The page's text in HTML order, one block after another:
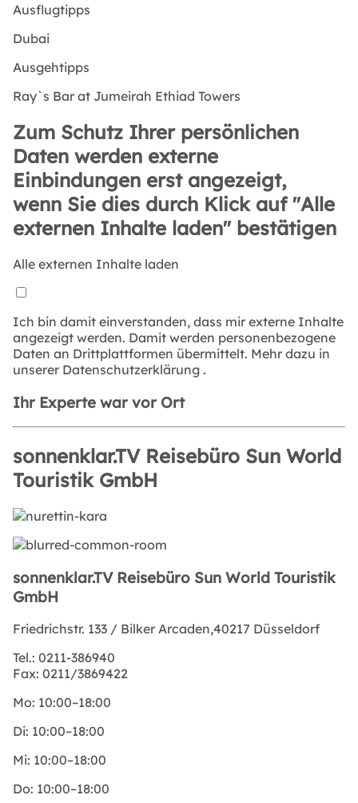
Ausflugtipps
Dubai
Ausgehtipps
Ray`s Bar at Jumeirah Ethiad Towers
Zum Schutz Ihrer persönlichen
Daten werden externe
Einbindungen erst angezeigt,
wenn Sie dies durch Klick auf "Alle
externen Inhalte laden" bestätigen
Alle externen Inhalte laden
Ich bin damit einverstanden, dass mir externe Inhalte
angezeigt werden. Damit werden personenbezogene
Daten an Drittplattformen übermittelt. Mehr dazu in
unserer Datenschutzerklärung .
Ihr Experte war vor Ort
sonnenklar.TV Reisebüro Sun World
Touristik GmbH
sonnenklar.TV Reisebüro Sun World Touristik
GmbH
Friedrichstr. 133 / Bilker Arcaden,40217 Düsseldorf
Tel.: 0211-386940
Fax: 0211/3869422
Mo: 10:00–18:00
Di: 10:00–18:00
Mi: 10:00–18:00
Do: 10:00–18:00